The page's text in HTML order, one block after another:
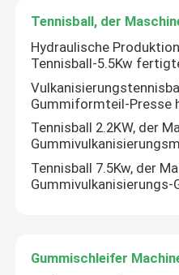
Mischende
Gummipulver-
Gummiknetermaschine
Gummi-Banbury-Mischer
Tennisball, der
Hydraulische
Tennisball-5.5Kw
Gummiformteil-Presse
Tennisball 2.2KW, der
Tennisball 7.5Kw, der
Gummischleifer